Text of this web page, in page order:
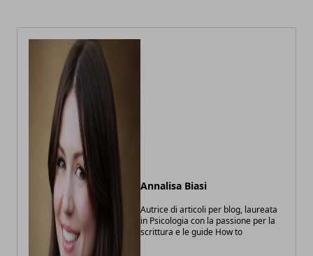
Annalisa Biasi
Autrice di articoli per blog, laureata
in Psicologia con la passione per la
scrittura e le guide How to